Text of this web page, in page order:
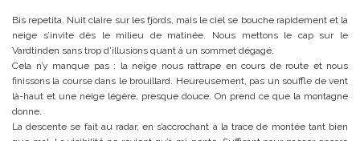
Bis repetita. Nuit claire sur les fjords, mais le ciel se bouche rapidement et la
neige s’invite dès le milieu de matinée. Nous mettons le cap sur le
Vardtinden sans trop d’illusions quant à un sommet dégagé.
Cela n’y manque pas : la neige nous rattrape en cours de route et nous
finissons la course dans le brouillard. Heureusement, pas un souffle de vent
là-haut et une neige légère, presque douce. On prend ce que la montagne
donne.
La descente se fait au radar, en s’accrochant à la trace de montée tant bien